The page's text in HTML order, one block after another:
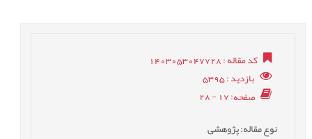
کد مقاله: 1403053047728
بازدید: 5395
صفحه: 17 - 28
نوع مقاله: پژوهشی